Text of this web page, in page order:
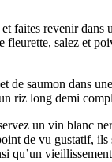
faites revenir
fleurette, salez et
de saumon dans
riz long demi
un vin blanc
de vu gustatif,
qu’un